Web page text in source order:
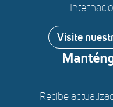
Visite
Recibe